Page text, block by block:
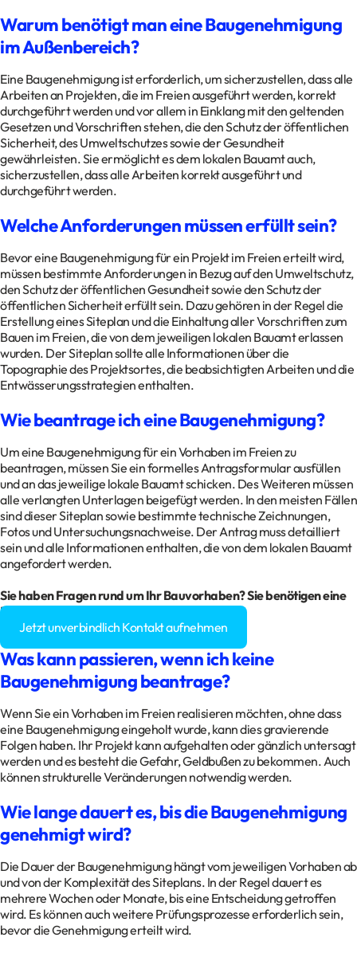
Warum benötigt man eine Baugenehmigung
im Außenbereich?
Eine Baugenehmigung ist erforderlich, um sicherzustellen, dass alle
Arbeiten an Projekten, die im Freien ausgeführt werden, korrekt
durchgeführt werden und vor allem in Einklang mit den geltenden
Gesetzen und Vorschriften stehen, die den Schutz der öffentlichen
Sicherheit, des Umweltschutzes sowie der Gesundheit
gewährleisten. Sie ermöglicht es dem lokalen Bauamt auch,
sicherzustellen, dass alle Arbeiten korrekt ausgeführt und
durchgeführt werden.
Welche Anforderungen müssen erfüllt sein?
Bevor eine Baugenehmigung für ein Projekt im Freien erteilt wird,
müssen bestimmte Anforderungen in Bezug auf den Umweltschutz,
den Schutz der öffentlichen Gesundheit sowie den Schutz der
öffentlichen Sicherheit erfüllt sein. Dazu gehören in der Regel die
Erstellung eines Siteplan und die Einhaltung aller Vorschriften zum
Bauen im Freien, die von dem jeweiligen lokalen Bauamt erlassen
wurden. Der Siteplan sollte alle Informationen über die
Topographie des Projektsortes, die beabsichtigten Arbeiten und die
Entwässerungsstrategien enthalten.
Wie beantrage ich eine Baugenehmigung?
Um eine Baugenehmigung für ein Vorhaben im Freien zu
beantragen, müssen Sie ein formelles Antragsformular ausfüllen
und an das jeweilige lokale Bauamt schicken. Des Weiteren müssen
alle verlangten Unterlagen beigefügt werden. In den meisten Fällen
sind dieser Siteplan sowie bestimmte technische Zeichnungen,
Fotos und Untersuchungsnachweise. Der Antrag muss detailliert
sein und alle Informationen enthalten, die von dem lokalen Bauamt
angefordert werden.
Sie haben Fragen rund um Ihr Bauvorhaben? Sie benötigen eine
Baugenehmigung?
Jetzt unverbindlich Kontakt aufnehmen
Was kann passieren, wenn ich keine
Baugenehmigung beantrage?
Wenn Sie ein Vorhaben im Freien realisieren möchten, ohne dass
eine Baugenehmigung eingeholt wurde, kann dies gravierende
Folgen haben. Ihr Projekt kann aufgehalten oder gänzlich untersagt
werden und es besteht die Gefahr, Geldbußen zu bekommen. Auch
können strukturelle Veränderungen notwendig werden.
Wie lange dauert es, bis die Baugenehmigung
genehmigt wird?
Die Dauer der Baugenehmigung hängt vom jeweiligen Vorhaben ab
und von der Komplexität des Siteplans. In der Regel dauert es
mehrere Wochen oder Monate, bis eine Entscheidung getroffen
wird. Es können auch weitere Prüfungsprozesse erforderlich sein,
bevor die Genehmigung erteilt wird.